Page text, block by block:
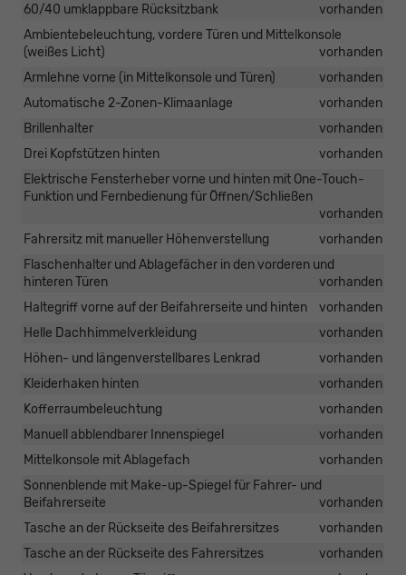
60/40 umklappbare Rücksitzbank
vorhanden
Ambientebeleuchtung, vordere Türen und Mittelkonsole
(weißes Licht)
vorhanden
Armlehne vorne (in Mittelkonsole und Türen)
vorhanden
Automatische 2-Zonen-Klimaanlage
vorhanden
Brillenhalter
vorhanden
Drei Kopfstützen hinten
vorhanden
Elektrische Fensterheber vorne und hinten mit One-Touch-
Funktion und Fernbedienung für Öffnen/Schließen
vorhanden
Fahrersitz mit manueller Höhenverstellung
vorhanden
Flaschenhalter und Ablagefächer in den vorderen und
hinteren Türen
vorhanden
Haltegriff vorne auf der Beifahrerseite und hinten
vorhanden
Helle Dachhimmelverkleidung
vorhanden
Höhen- und längenverstellbares Lenkrad
vorhanden
Kleiderhaken hinten
vorhanden
Kofferraumbeleuchtung
vorhanden
Manuell abblendbarer Innenspiegel
vorhanden
Mittelkonsole mit Ablagefach
vorhanden
Sonnenblende mit Make-up-Spiegel für Fahrer- und
Beifahrerseite
vorhanden
Tasche an der Rückseite des Beifahrersitzes
vorhanden
Tasche an der Rückseite des Fahrersitzes
vorhanden